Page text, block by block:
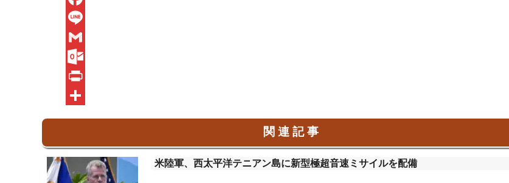
F
a
c
e
b
L
n
e
G
m
a
O
u
o
P
t
関 連 記 事
米陸軍、西太平洋テニアン島に新型極超音速ミサイルを配備